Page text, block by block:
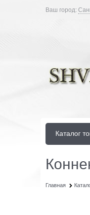
Ваш город:
Каталог
Главная